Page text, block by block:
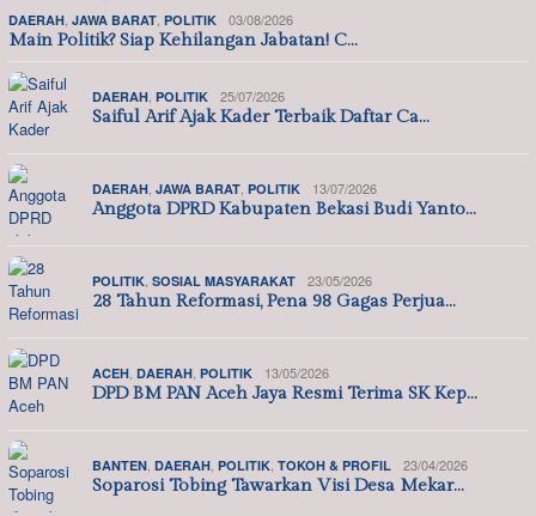
DAERAH, JAWA BARAT, POLITIK 03/08/2026
Main Politik? Siap Kehilangan Jabatan! C…
DAERAH, POLITIK 25/07/2026
Saiful Arif Ajak Kader Terbaik Daftar Ca…
DAERAH, JAWA BARAT, POLITIK 13/07/2026
Anggota DPRD Kabupaten Bekasi Budi Yanto…
POLITIK, SOSIAL MASYARAKAT 23/05/2026
28 Tahun Reformasi, Pena 98 Gagas Perjua…
ACEH, DAERAH, POLITIK 13/05/2026
DPD BM PAN Aceh Jaya Resmi Terima SK Kep…
BANTEN, DAERAH, POLITIK, TOKOH & PROFIL 23/04/2026
Soparosi Tobing Tawarkan Visi Desa Mekar…